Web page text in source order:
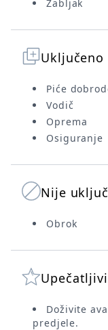
Zabljak
Uključeno
Piće
Vodič
Oprema
Osiguranje
Nije
Obrok
Doživite
predjele.